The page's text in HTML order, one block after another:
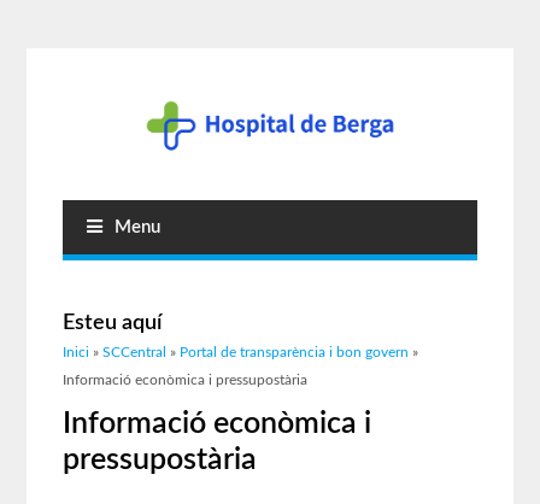
Menu
Esteu aquí
Inici »SCCentral » Portal de transparència i bon govern »
Informació econòmica i pressupostària
Informació econòmica i
pressupostària